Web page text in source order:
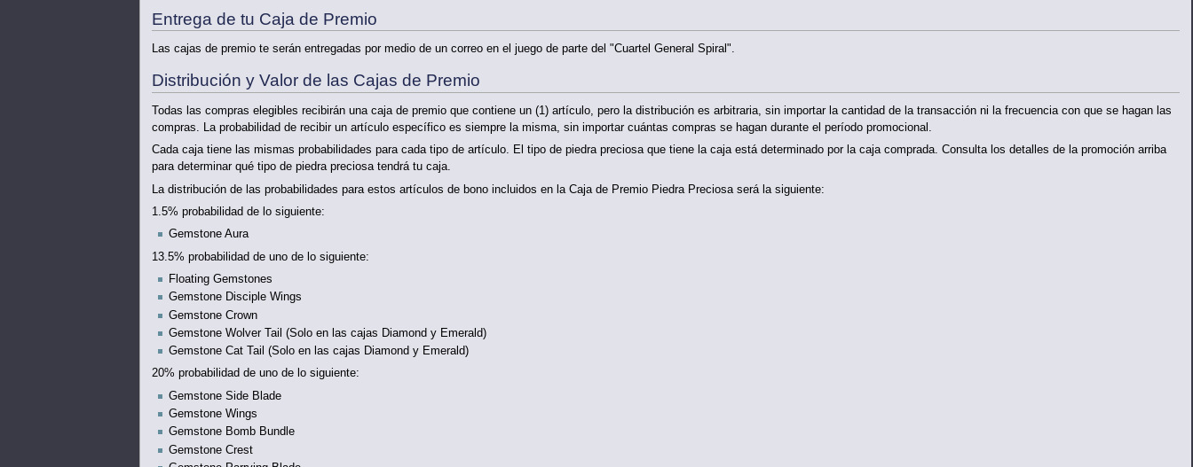
Entrega de tu Caja de Premio
Las cajas de premio te serán entregadas por medio de un correo en el juego de parte del "Cuartel General Spiral".
Distribución y Valor de las Cajas de Premio
Todas las compras elegibles recibirán una caja de premio que contiene un (1) artículo, pero la distribución es arbitraria, sin importar la cantidad de la transacción ni la frecuencia con que se hagan las
compras. La probabilidad de recibir un artículo específico es siempre la misma, sin importar cuántas compras se hagan durante el período promocional.
Cada caja tiene las mismas probabilidades para cada tipo de artículo. El tipo de piedra preciosa que tiene la caja está determinado por la caja comprada. Consulta los detalles de la promoción arriba
para determinar qué tipo de piedra preciosa tendrá tu caja.
La distribución de las probabilidades para estos artículos de bono incluidos en la Caja de Premio Piedra Preciosa será la siguiente:
1.5% probabilidad de lo siguiente:
Gemstone Aura
13.5% probabilidad de uno de lo siguiente:
Floating Gemstones
Gemstone Disciple Wings
Gemstone Crown
Gemstone Wolver Tail (Solo en las cajas Diamond y Emerald)
Gemstone Cat Tail (Solo en las cajas Diamond y Emerald)
20% probabilidad de uno de lo siguiente:
Gemstone Side Blade
Gemstone Wings
Gemstone Bomb Bundle
Gemstone Crest